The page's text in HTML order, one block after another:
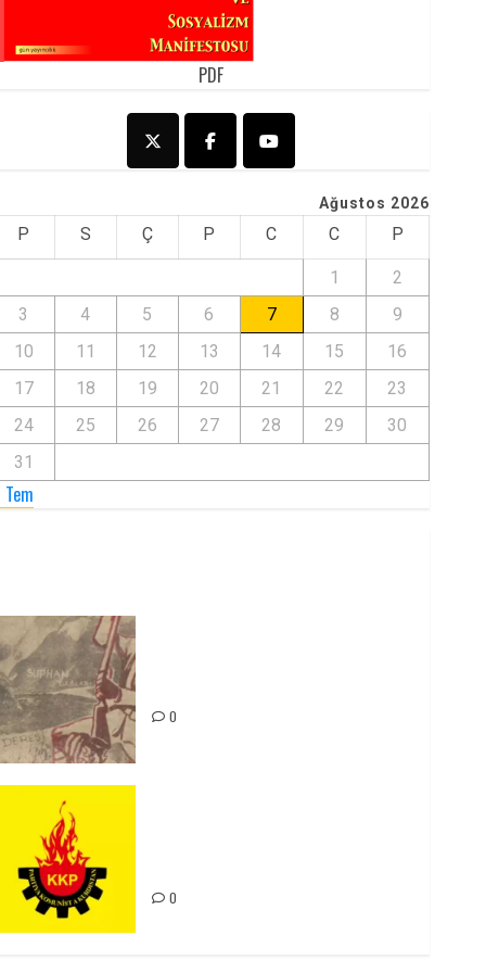
PDF
Ağustos 2026
P S Ç P C C P
1
2
3
4 5 6 7 8
9
10
11 12 13 14 15
16
17
18 19 20 21 22
23
24
25 26 27 28 29
30
31
0
0